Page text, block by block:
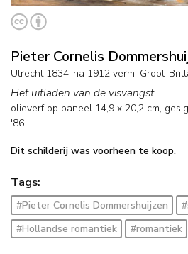
Pieter Cornelis
Utrecht 1834-na 1912 verm. Groot-
Het uitladen van de visvangst
olieverf op paneel 14,9 x 20,2 cm,
'86
Dit schilderij was voorheen te koop.
Tags:
#Pieter Cornelis Dommershuijzen
#Hollandse romantiek
#romantiek